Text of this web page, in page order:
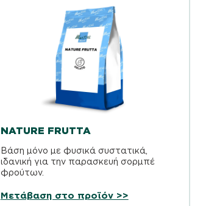
NATURE FRUTTA
Βάση μόνο με φυσικά συστατικά,
ιδανική για την παρασκευή σορμπέ
φρούτων.
Μετάβαση στο προϊόν >>